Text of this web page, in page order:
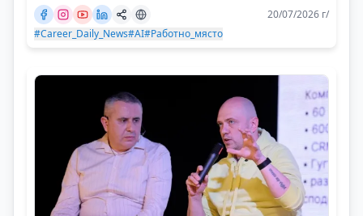
20/07/2026 г/
#Career_Daily_News#AI#Работно_място